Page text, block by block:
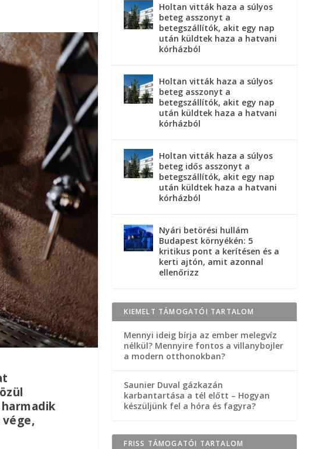
Holtan vitták haza a súlyos
beteg asszonyt a
betegszállítók, akit egy nap
után küldtek haza a hatvani
kórházból
Holtan vitták haza a súlyos
beteg asszonyt a
betegszállítók, akit egy nap
után küldtek haza a hatvani
kórházból
Holtan vitták haza a súlyos
beteg idős asszonyt a
betegszállítók, akit egy nap
után küldtek haza a hatvani
kórházból
Nyári betörési hullám
Budapest környékén: 5
kritikus pont a kerítésen és a
kerti ajtón, amit azonnal
ellenőrizz
KIEMELT TÁMOGATÓI TARTALOM
Mennyi ideig bírja az ember melegvíz
nélkül? Mennyire fontos a villanybojler
a modern otthonokban?
Saunier Duval gázkazán
karbantartása a tél előtt – Hogyan
készüljünk fel a hóra és fagyra?
FRISS TÁMOGATÓI TARTALOM